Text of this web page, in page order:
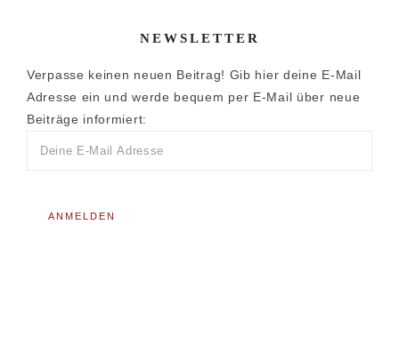
NEWSLETTER
Verpasse keinen neuen Beitrag! Gib hier deine E-Mail
Adresse ein und werde bequem per E-Mail über neue
Beiträge informiert: